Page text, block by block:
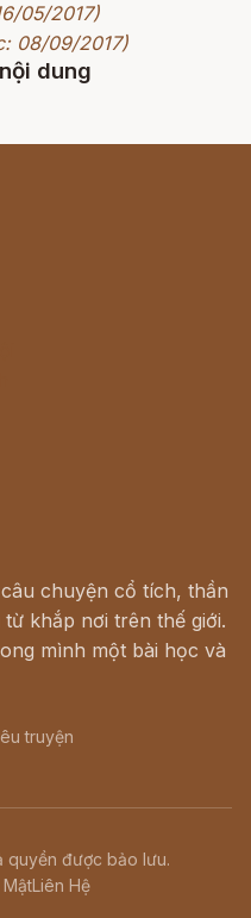
05/2017)
08/09/2017)
dung
chuyện cổ tích, thần
khắp nơi trên thế giới.
mình một bài học và
truyện
quyền được bảo lưu.
Liên Hệ